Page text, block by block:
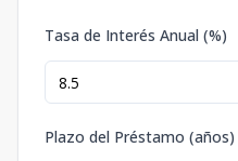
Tasa de Interés Anual (%)
Plazo del Préstamo (años)